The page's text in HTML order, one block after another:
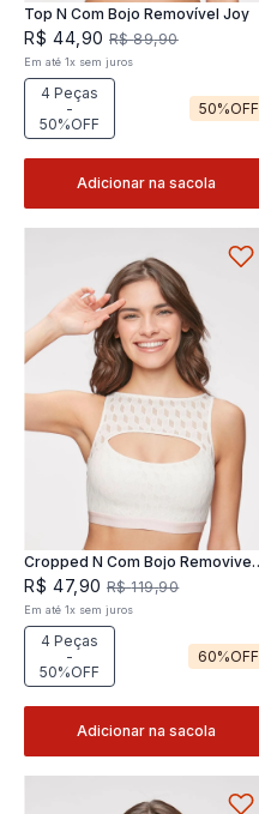
Top N Com Bojo Removível Joy
R$ 44,90 R$ 89,90
Em até1x sem juros
4 Peças
-
50%OFF
50%OFF
Adicionar na sacola
Cropped N Com Bojo Removivel
Joy
R$ 47, 90 R$ 119,90
Em até1x sem juros
4 Peças
-
50%OFF
60%OFF
Adicionar na sacola